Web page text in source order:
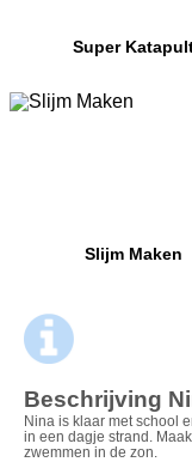
Super
Slijm Maken
Beschrijving
Nina is klaar met school
in een dagje strand.
zwemmen in de zon.